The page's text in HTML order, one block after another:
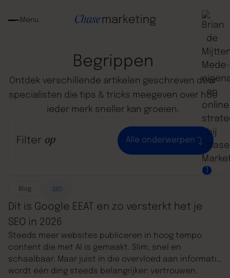
Menu
1
Begrippen
Ontdek verschillende artikelen geschreven door
specialisten die tips & tricks meegeven over hoe
ieder merk sneller kan groeien.
Filter op Alle onderwerpen
Blog SEO
Dit is Google EEAT en zo versterkt het je
SEO in 2026
Steeds meer websites publiceren in hoog tempo
content die met AI is gemaakt. Slim, snel en
schaalbaar. Maar juist in die overvloed aan informatie
wordt één ding steeds belangrijker: vertrouwen.